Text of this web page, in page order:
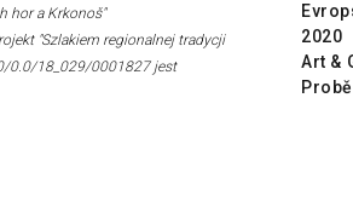
hor a Krkonoš"
"Szlakiem regionalnej tradycji
0.0/18_029/0001827 jest
2020
Art &